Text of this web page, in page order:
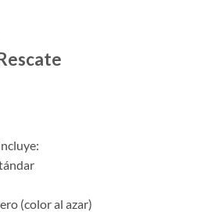
(color al azar)